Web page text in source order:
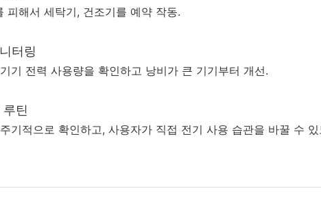
피해서 세탁기, 건조기를 예약 작동.
터링
기 전력 사용량을 확인하고 낭비가 큰 기기부터 개선.
틴
기적으로 확인하고, 사용자가 직접 전기 사용 습관을 바꿀 수 있